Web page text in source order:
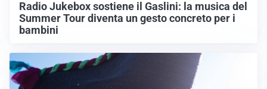
Radio Jukebox sostiene il Gaslini: la musica del
Summer Tour diventa un gesto concreto per i
bambini